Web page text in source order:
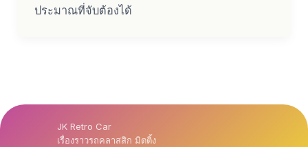
ประมาณที่จับต้องได้
JK Retro Car
เรื่องราวรถคลาสสิก มิตติ้ง